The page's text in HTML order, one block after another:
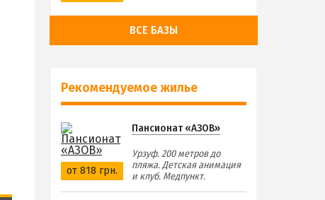
ВСЕ БАЗЫ
Рекомендуемое жилье
от 818 грн.
Пансионат «АЗОВ»
Урзуф. 200 метров до
пляжа. Детская анимация
и клуб. Медпункт.